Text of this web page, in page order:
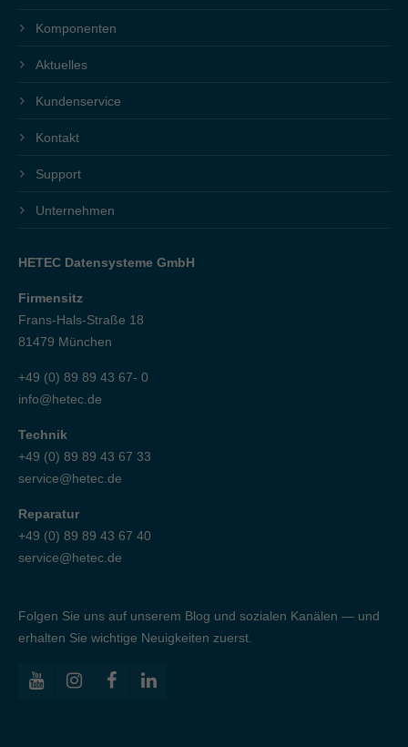
Komponenten
Aktuelles
Kundenservice
Kontakt
Support
Unternehmen
HETEC Datensysteme GmbH
Firmensitz
Frans-Hals-Straße 18
81479 München
+49 (0) 89 89 43 67- 0
info@hetec.de
Technik
+49 (0) 89 89 43 67 33
service@hetec.de
Reparatur
+49 (0) 89 89 43 67 40
service@hetec.de
Folgen Sie uns auf unserem Blog und sozialen Kanälen — und
erhalten Sie wichtige Neuigkeiten zuerst.